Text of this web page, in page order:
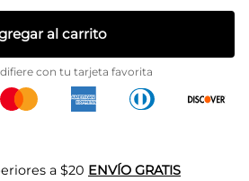
al carrito
con tu tarjeta favorita
a $20 ENVÍO GRATIS